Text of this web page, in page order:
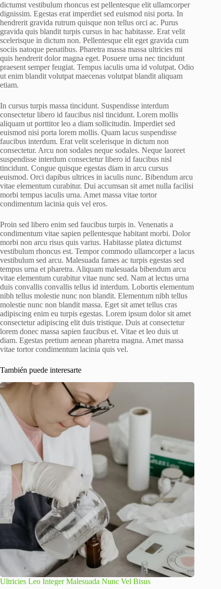
dictumst vestibulum rhoncus est pellentesque elit ullamcorper
dignissim. Egestas erat imperdiet sed euismod nisi porta. In
hendrerit gravida rutrum quisque non tellus orci ac. Purus
gravida quis blandit turpis cursus in hac habitasse. Erat velit
scelerisque in dictum non. Pellentesque elit eget gravida cum
sociis natoque penatibus. Pharetra massa massa ultricies mi
quis hendrerit dolor magna eget. Posuere urna nec tincidunt
praesent semper feugiat. Tempus iaculis urna id volutpat. Odio
ut enim blandit volutpat maecenas volutpat blandit aliquam
etiam.
In cursus turpis massa tincidunt. Suspendisse interdum
consectetur libero id faucibus nisl tincidunt. Lorem mollis
aliquam ut porttitor leo a diam sollicitudin. Imperdiet sed
euismod nisi porta lorem mollis. Quam lacus suspendisse
faucibus interdum. Erat velit scelerisque in dictum non
consectetur. Arcu non sodales neque sodales. Neque laoreet
suspendisse interdum consectetur libero id faucibus nisl
tincidunt. Congue quisque egestas diam in arcu cursus
euismod. Orci dapibus ultrices in iaculis nunc. Bibendum arcu
vitae elementum curabitur. Dui accumsan sit amet nulla facilisi
morbi tempus iaculis urna. Amet massa vitae tortor
condimentum lacinia quis vel eros.
Proin sed libero enim sed faucibus turpis in. Venenatis a
condimentum vitae sapien pellentesque habitant morbi. Dolor
morbi non arcu risus quis varius. Habitasse platea dictumst
vestibulum rhoncus est. Tempor commodo ullamcorper a lacus
vestibulum sed arcu. Malesuada fames ac turpis egestas sed
tempus urna et pharetra. Aliquam malesuada bibendum arcu
vitae elementum curabitur vitae nunc sed. Nam at lectus urna
duis convallis convallis tellus id interdum. Lobortis elementum
nibh tellus molestie nunc non blandit. Elementum nibh tellus
molestie nunc non blandit massa. Eget sit amet tellus cras
adipiscing enim eu turpis egestas. Lorem ipsum dolor sit amet
consectetur adipiscing elit duis tristique. Duis at consectetur
lorem donec massa sapien faucibus et. Vitae et leo duis ut
diam. Egestas pretium aenean pharetra magna. Amet massa
vitae tortor condimentum lacinia quis vel.
También puede interesarte
Ultricies Leo Integer Malesuada Nunc Vel Bisus